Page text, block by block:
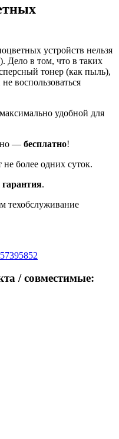
устройств нельзя
Дело в том, что в таких
тонер (как пыль),
воспользоваться
удобной для
— бесплатно!
более одних суток.
гарантия.
техобслуживание
/ совместимые: